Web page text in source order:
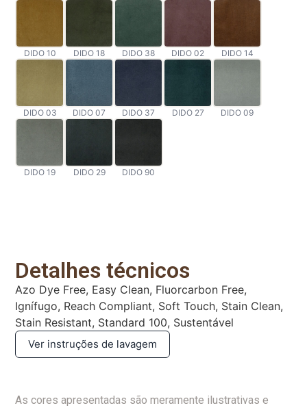
DIDO 10 DIDO 18 DIDO 38 DIDO 02 DIDO 14
DIDO 03 DIDO 07 DIDO 37 DIDO 27 DIDO 09
DIDO 19 DIDO 29 DIDO 90
Detalhes técnicos
Azo Dye Free, Easy Clean, Fluorcarbon Free,
Ignífugo, Reach Compliant, Soft Touch, Stain Clean,
Stain Resistant, Standard 100, Sustentável
Ver instruções de lavagem
As cores apresentadas são meramente ilustrativas e